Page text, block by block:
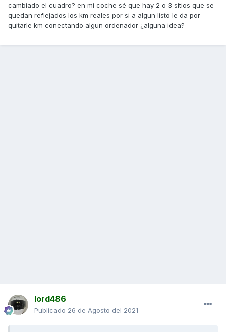
cambiado el cuadro? en mi coche sé que hay 2 o 3 sitios que se
quedan reflejados los km reales por si a algun listo le da por
quitarle km conectando algun ordenador ¿alguna idea?
lord486
Publicado 26 de Agosto del 2021